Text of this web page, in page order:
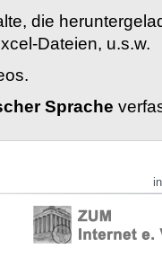
die
Dateien, u.s.w.
Sprache